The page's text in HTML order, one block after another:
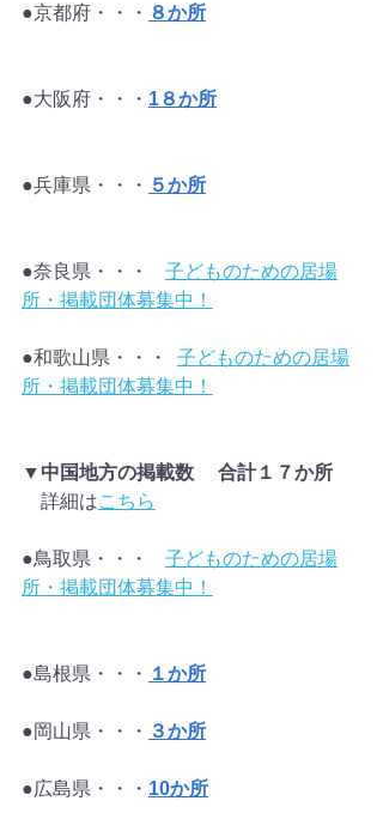
●京都府・・・ ８か所
●大阪府・・・ 1８か所
●兵庫県・・・ ５か所
子どものための居場
所・掲載団体募集中！
●和歌山県・・・ 子どものための居場
所・掲載団体募集中！
▼中国地方の掲載数　 合計１７か所
詳細はこちら
子どものための居場
所・掲載団体募集中！
●島根県・・・ １か所
●岡山県・・・ ３か所
●広島県・・・ 10か所